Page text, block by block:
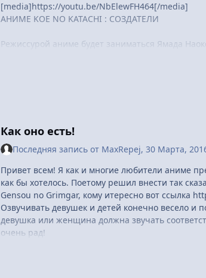
[media]https://youtu.be/NbElewFH464[/media]
АНИМЕ KOE NO KATACHI : СОЗДАТЕЛИ
Режиссурой аниме будет заниматься Ямада
Наверняка есть много элементов, которые
выйдет в итоге. Когда мои близкие читали
постороннем человеке; надеюсь, что аниме
сопереживать героям, как самому себе. Я
надежды.
Манга Koe No Katachi печаталась с 2013 по
Manga Taisho, а в 2015 г. на премию Тэдзука
Как оно есть!
Последняя запись от MaxRepej, 30 Марта,
Привет всем! Я как и многие любители аниме
как бы хотелось. Поетому решил внести так
Gensou no Grimgar, кому итересно вот ссылка
Озвучивать девушек и детей конечно весело и
девушка или женщина должна звучать
очень рад!